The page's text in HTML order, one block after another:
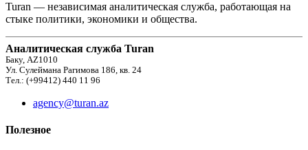
Turan — независимая аналитическая служба, работающая на
стыке политики, экономики и общества.
Аналитическая служба Turan
Баку, AZ1010
Ул. Сулеймана Рагимова 186, кв. 24
Тел.: (+99412) 440 11 96
agency@turan.az
Полезное